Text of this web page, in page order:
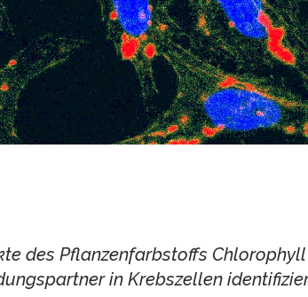
des Pflanzenfarbstoffs Chlorophyll
in Krebszellen